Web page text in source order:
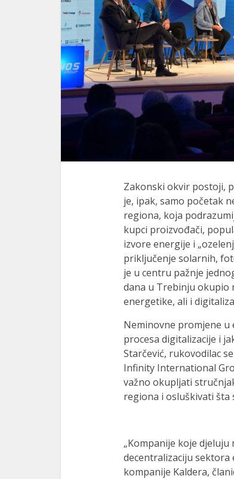
Zakonski okvir postoji,
je, ipak, samo početak
regiona, koja
kupci proizvođači,
izvore energije i
priključenje solarnih,
je u centru pažnje
dana u Trebinju okupio
energetike, ali i
Neminovne promjene u
procesa digitalizacije i
Starčević, rukovodilac
Infinity International
važno okupljati
regiona i osluškivati šta
„Kompanije koje
decentralizaciju sektora
kompanije Kaldera,